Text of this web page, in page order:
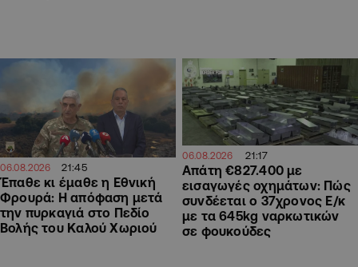
06.08.2026 21:45
Έπαθε κι έμαθε η Εθνική
Φρουρά: Η απόφαση μετά
την πυρκαγιά στο Πεδίο
Βολής του Καλού Χωριού
06.08.2026 21:17
Απάτη €827.400 με
εισαγωγές οχημάτων: Πώς
συνδέεται ο 37χρονος Ε/κ
με τα 645kg ναρκωτικών
σε φουκούδες